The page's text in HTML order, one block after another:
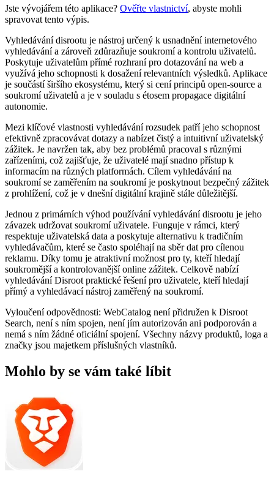
Jste vývojářem této aplikace? Ověřte vlastnictví, abyste mohli
spravovat tento výpis.
Vyhledávání disrootu je nástroj určený k usnadnění internetového
vyhledávání a zároveň zdůrazňuje soukromí a kontrolu uživatelů.
Poskytuje uživatelům přímé rozhraní pro dotazování na web a
využívá jeho schopnosti k dosažení relevantních výsledků. Aplikace
je součástí širšího ekosystému, který si cení principů open-source a
soukromí uživatelů a je v souladu s étosem propagace digitální
autonomie.
Mezi klíčové vlastnosti vyhledávání rozsudek patří jeho schopnost
efektivně zpracovávat dotazy a nabízet čistý a intuitivní uživatelský
zážitek. Je navržen tak, aby bez problémů pracoval s různými
zařízeními, což zajišťuje, že uživatelé mají snadno přístup k
informacím na různých platformách. Cílem vyhledávání na
soukromí se zaměřením na soukromí je poskytnout bezpečný zážitek
z prohlížení, což je v dnešní digitální krajině stále důležitější.
Jednou z primárních výhod používání vyhledávání disrootu je jeho
závazek udržovat soukromí uživatele. Funguje v rámci, který
respektuje uživatelská data a poskytuje alternativu k tradičním
vyhledávačům, které se často spoléhají na sběr dat pro cílenou
reklamu. Díky tomu je atraktivní možnost pro ty, kteří hledají
soukromější a kontrolovanější online zážitek. Celkově nabízí
vyhledávání Disroot praktické řešení pro uživatele, kteří hledají
přímý a vyhledávací nástroj zaměřený na soukromí.
Vyloučení odpovědnosti: WebCatalog není přidružen k Disroot
Search, není s ním spojen, není jím autorizován ani podporován a
nemá s ním žádné oficiální spojení. Všechny názvy produktů, loga a
značky jsou majetkem příslušných vlastníků.
Mohlo by se vám také líbit